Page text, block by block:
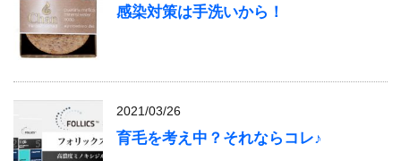
感染対策は手洗いから！
2021/03/26
育毛を考え中？それならコレ♪